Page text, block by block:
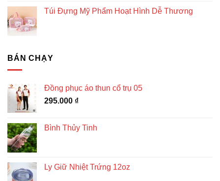
Túi Đựng Mỹ Phẩm Hoạt Hình Dễ Thương
BÁN CHẠY
Đồng phục áo thun cổ trụ 05
295.000 ₫
Bình Thủy Tinh
Ly Giữ Nhiệt Trứng 12oz